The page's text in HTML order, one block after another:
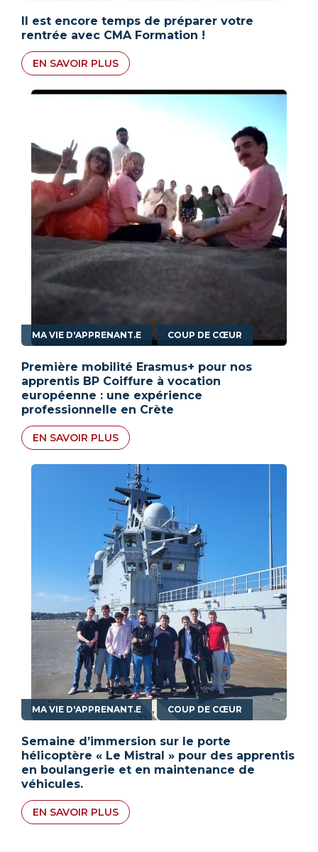
Il est encore temps de préparer votre
rentrée avec CMA Formation !
EN SAVOIR PLUS
MA VIE D'APPRENANT.E , COUP DE CŒUR
Première mobilité Erasmus+ pour nos
apprentis BP Coiffure à vocation
européenne : une expérience
professionnelle en Crète
EN SAVOIR PLUS
MA VIE D'APPRENANT.E , COUP DE CŒUR
Semaine d’immersion sur le porte
hélicoptère « Le Mistral » pour des apprentis
en boulangerie et en maintenance de
véhicules.
EN SAVOIR PLUS